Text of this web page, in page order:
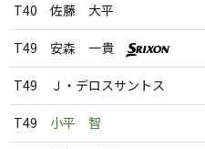
T40 佐藤 大平
T49 安森 一貴
T49 Ｊ・デロスサントス
T49 小平 智